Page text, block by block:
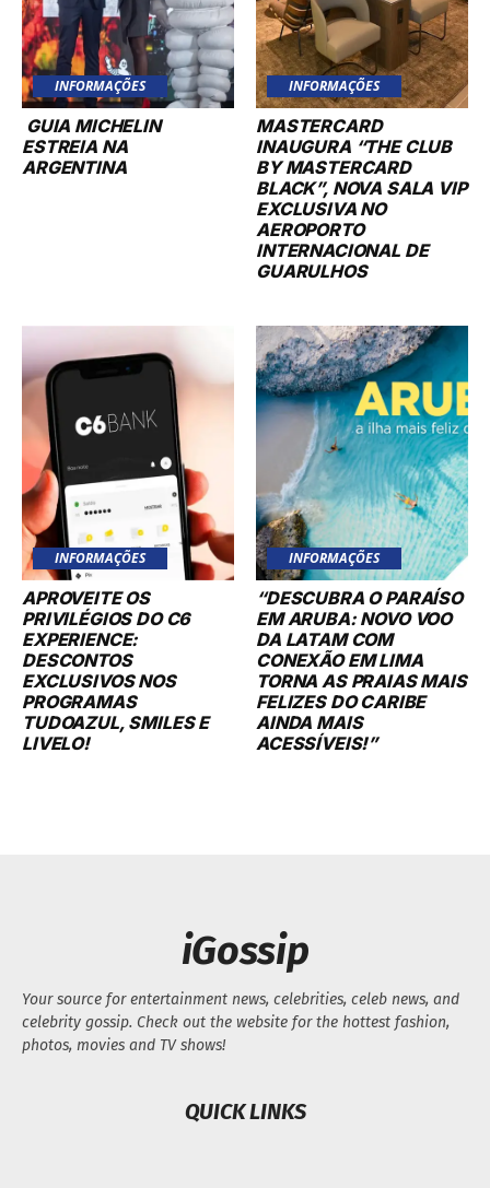
INFORMAÇÕES
GUIA MICHELIN
ESTREIA NA
ARGENTINA
INFORMAÇÕES
MASTERCARD
INAUGURA “THE CLUB
BY MASTERCARD
BLACK”, NOVA SALA VIP
EXCLUSIVA NO
AEROPORTO
INTERNACIONAL DE
GUARULHOS
INFORMAÇÕES
APROVEITE OS
PRIVILÉGIOS DO C6
EXPERIENCE:
DESCONTOS
EXCLUSIVOS NOS
PROGRAMAS
TUDOAZUL, SMILES E
LIVELO!
INFORMAÇÕES
“DESCUBRA O PARAÍSO
EM ARUBA: NOVO VOO
DA LATAM COM
CONEXÃO EM LIMA
TORNA AS PRAIAS MAIS
FELIZES DO CARIBE
AINDA MAIS
ACESSÍVEIS!”
iGossip
Your source for entertainment news, celebrities, celeb news, and
celebrity gossip. Check out the website for the hottest fashion,
photos, movies and TV shows!
QUICK LINKS